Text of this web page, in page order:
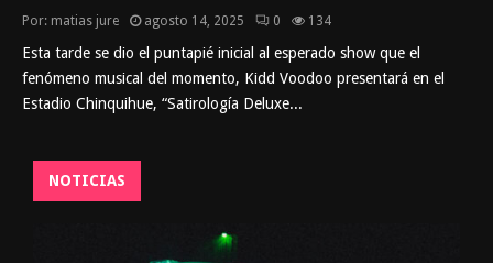
Por: matias jure agosto 14, 2025 0 134
Esta tarde se dio el puntapié inicial al esperado show que el
fenómeno musical del momento, Kidd Voodoo presentará en el
Estadio Chinquihue, “Satirología Deluxe...
NOTICIAS